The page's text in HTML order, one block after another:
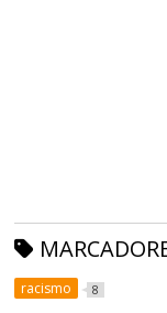
racismo 8